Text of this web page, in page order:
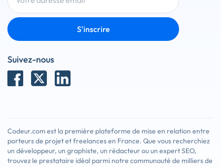
S'inscrire
Suivez-nous
Codeur.com est la première plateforme de mise en relation entre
porteurs de projet et freelances en France. Que vous recherchiez
un développeur, un graphiste, un rédacteur ou un expert SEO,
trouvez le prestataire idéal parmi notre communauté de milliers de